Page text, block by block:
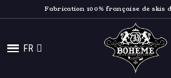
Fabrication 100% française de skis
FR